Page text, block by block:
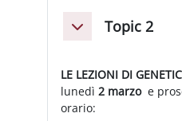
MinimizzaTopic 2
LE LEZIONI DI
lunedì2 marzoe
orario: